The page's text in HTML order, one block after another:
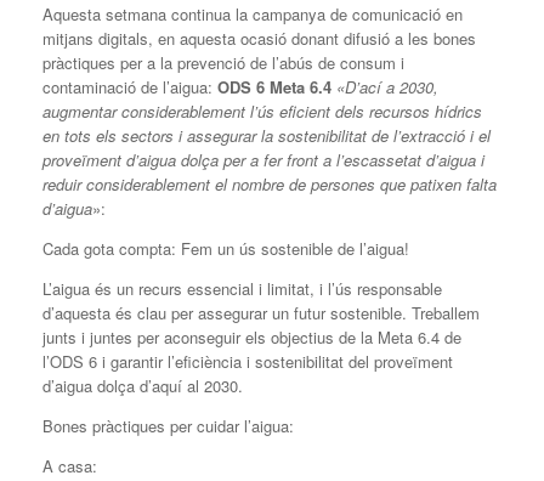
Aquesta setmana continua la campanya de comunicació en
mitjans digitals, en aquesta ocasió donant difusió a les bones
pràctiques per a la prevenció de l’abús de consum i
contaminació de l’aigua: ODS 6 Meta 6.4 «D’ací a 2030,
augmentar considerablement l’ús eficient dels recursos hídrics
en tots els sectors i assegurar la sostenibilitat de l’extracció i el
proveïment d’aigua dolça per a fer front a l’escassetat d’aigua i
reduir considerablement el nombre de persones que patixen falta
d’aigua»:
Cada gota compta: Fem un ús sostenible de l’aigua!
L’aigua és un recurs essencial i limitat, i l’ús responsable
d’aquesta és clau per assegurar un futur sostenible. Treballem
junts i juntes per aconseguir els objectius de la Meta 6.4 de
l’ODS 6 i garantir l’eficiència i sostenibilitat del proveïment
d’aigua dolça d’aquí al 2030.
Bones pràctiques per cuidar l’aigua:
A casa: